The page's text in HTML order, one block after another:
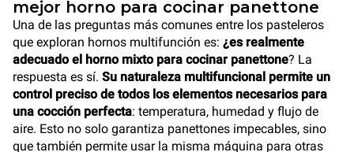
mejor horno para cocinar panettone
Una de las preguntas más comunes entre los pasteleros
que exploran hornos multifunción es: ¿es realmente
adecuado el horno mixto para cocinar panettone? La
respuesta es sí. Su naturaleza multifuncional permite un
control preciso de todos los elementos necesarios para
una cocción perfecta: temperatura, humedad y flujo de
aire. Esto no solo garantiza panettones impecables, sino
que también permite usar la misma máquina para otras